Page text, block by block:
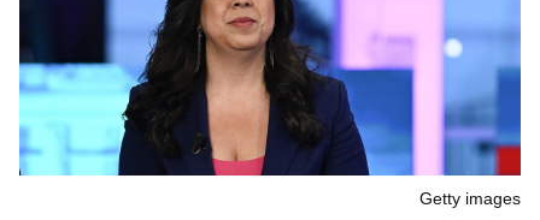
Getty images